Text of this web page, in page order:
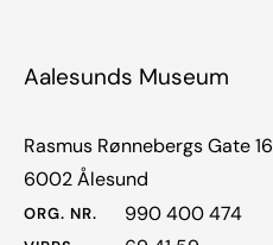
Aalesunds Museum
Rasmus Rønnebergs Gate 16
6002 Ålesund
ORG. NR. 990 400 474